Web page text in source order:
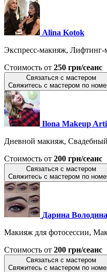
Alina Kotok
Экспресс-макияж,
Стоимость от 250 грн/сеанс
Связаться с мастером
Свяжитесь с мастером по
Ilona Makeup
Дневной макияж,
Стоимость от 200 грн/сеанс
Связаться с мастером
Свяжитесь с мастером по
Дарина Володина
Макияж для фотосессии,
Стоимость от 200 грн/сеанс
Связаться с мастером
Свяжитесь с мастером по